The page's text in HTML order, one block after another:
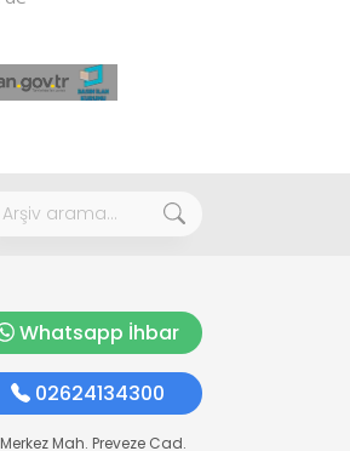
Whatsapp İhbar
02624134300
Merkez Mah. Preveze Cad.